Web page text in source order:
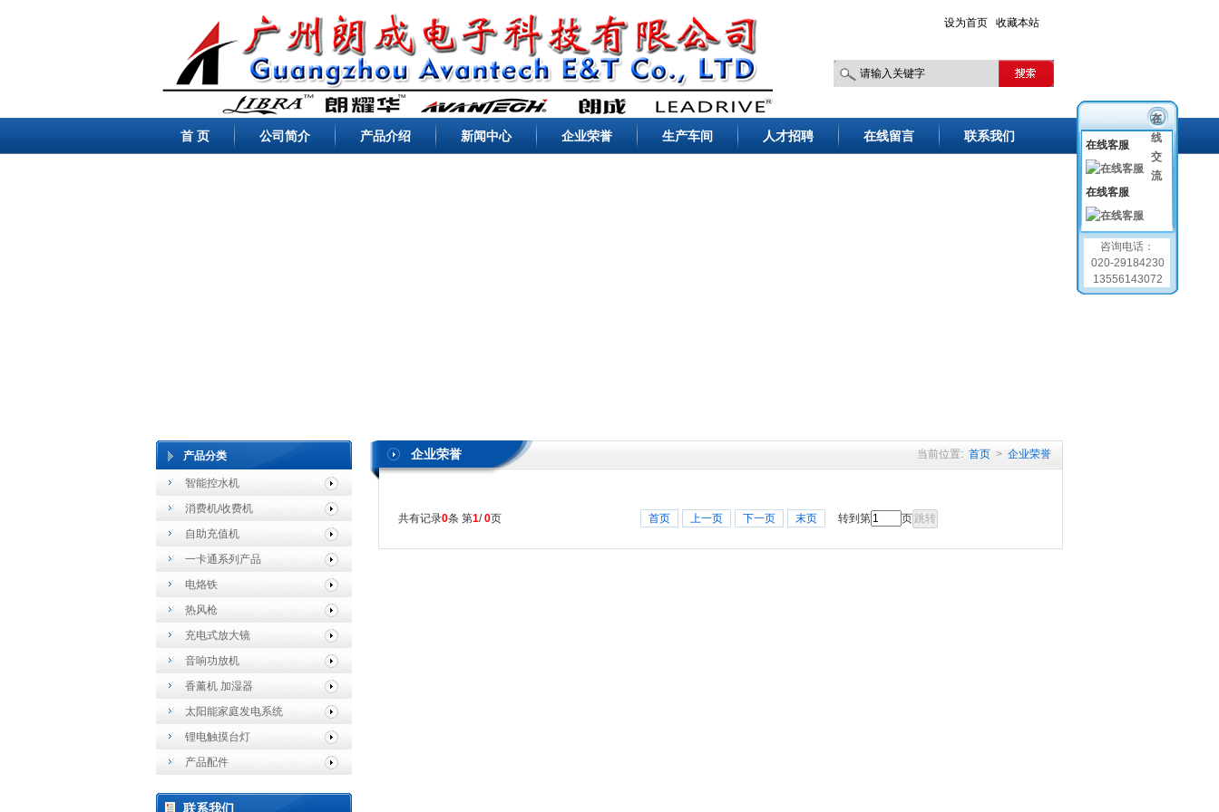
设为首页 收藏本站
首 页 公司简介 产品介绍 新闻中心 企业荣誉 生产车间 人才招聘 在线留言 联系我们
企业荣誉 当前位置: 首页 > 企业荣誉
共有记录0条 第1/0页 首页 上一页 下一页 末页 转到第 页
产品分类
智能控水机
消费机/收费机
自助充值机
一卡通系列产品
电烙铁
热风枪
充电式放大镜
音响功放机
香薰机 加湿器
太阳能家庭发电系统
锂电触摸台灯
产品配件
联系我们
在
线
交
流
在线客服
在线客服
咨询电话：
020-29184230
13556143072